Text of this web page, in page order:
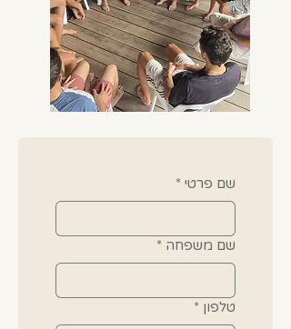
שם פרטי *
שם משפחה *
טלפון *